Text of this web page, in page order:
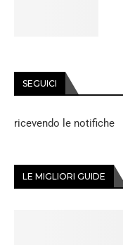
SEGUICI
ricevendo le notifiche
LE MIGLIORI GUIDE